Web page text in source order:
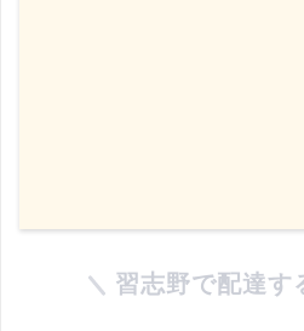
習志野で配達す